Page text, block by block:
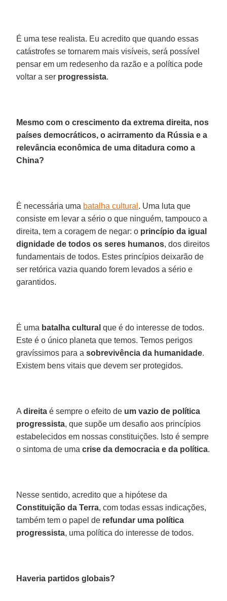
É uma tese realista. Eu acredito que quando essas
catástrofes se tornarem mais visíveis, será possível
pensar em um redesenho da razão e a política pode
voltar a ser progressista.
Mesmo com o crescimento da extrema direita, nos
países democráticos, o acirramento da Rússia e a
relevância econômica de uma ditadura como a
China?
É necessária uma batalha cultural . Uma luta que
consiste em levar a sério o que ninguém, tampouco a
direita, tem a coragem de negar: o princípio da igual
dignidade de todos os seres humanos, dos direitos
fundamentais de todos. Estes princípios deixarão de
ser retórica vazia quando forem levados a sério e
garantidos.
É uma batalha cultural que é do interesse de todos.
Este é o único planeta que temos. Temos perigos
gravíssimos para asobrevivência da humanidade.
Existem bens vitais que devem ser protegidos.
Adireita é sempre o efeito de um vazio de política
progressista, que supõe um desafio aos princípios
estabelecidos em nossas constituições. Isto é sempre
o sintoma de umacrise da democracia e da política.
Nesse sentido, acredito que a hipótese da
Constituição da Terra, com todas essas indicações,
também tem o papel de refundar uma política
progressista, uma política do interesse de todos.
Haveria partidos globais?